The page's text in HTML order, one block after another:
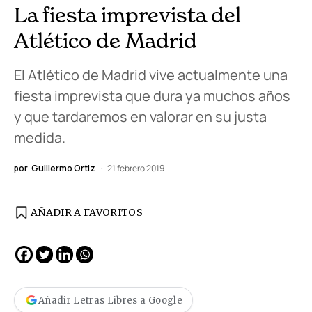
La fiesta imprevista del
Atlético de Madrid
El Atlético de Madrid vive actualmente una
fiesta imprevista que dura ya muchos años
y que tardaremos en valorar en su justa
medida.
por Guillermo Ortiz 21 febrero 2019
AÑADIR A FAVORITOS
Añadir Letras Libres a Google